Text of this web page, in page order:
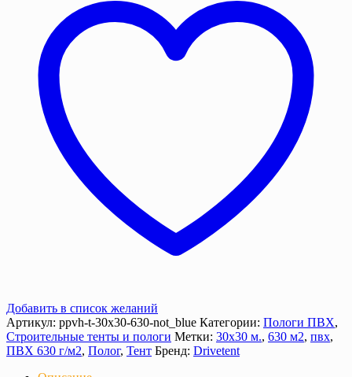
люверсами
Добавить в список желаний
Артикул: ppvh-t-30х30-630-not_blue Категории: Пологи ПВХ,
Строительные тенты и пологи Метки: 30х30 м., 630 м2, пвх,
ПВХ 630 г/м2, Полог, Тент Бренд: Drivetent